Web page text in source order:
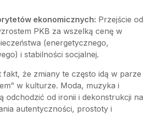
ekonomicznych: Przejście od
PKB za wszelką cenę w
(energetycznego,
i stabilności socjalnej.
fakt, że zmiany te często idą w parze
w kulturze. Moda, muzyka i
odchodzić od ironii i dekonstrukcji na
autentyczności, prostoty i